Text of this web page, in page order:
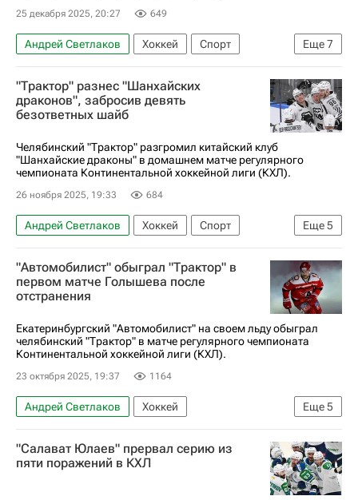
25 декабря 2025, 20:27 649
Еще7
Андрей Светлаков Хоккей
Спорт
Тольятти
Егор Коршков
Виталий Кравцов
Трактор
Лада Ак Барс КХЛ 2025-2026
"Трактор" разнес "Шанхайских
драконов", забросив девять
безответных шайб
Челябинский "Трактор" разгромил китайский клуб
"Шанхайские драконы" в домашнем матче регулярного
чемпионата Континентальной хоккейной лиги (КХЛ).
26 ноября 2025, 19:33 684
Еще5
Андрей Светлаков Хоккей
Спорт
Александр Кадейкин
Григорий Дронов
Трактор
Шанхайские драконы
КХЛ 2025-2026
"Автомобилист" обыграл "Трактор" в
первом матче Голышева после
отстранения
Екатеринбургский "Автомобилист" на своем льду обыграл
челябинский "Трактор" в матче регулярного чемпионата
Континентальной хоккейной лиги (КХЛ).
23 октября 2025, 19:37 1164
Еще5
Андрей Светлаков
Хоккей
Анатолий Голышев
Михаил Григоренко
Автомобилист
Трактор КХЛ 2025-2026
"Салават Юлаев" прервал серию из
пяти поражений в КХЛ